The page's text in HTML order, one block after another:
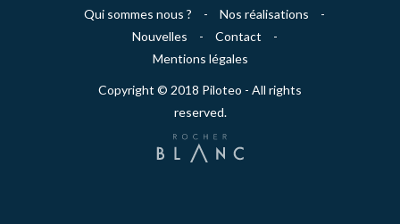
Qui sommes nous ?
- Nos réalisations
-
Nouvelles
- Contact
-
Mentions légales
Copyright © 2018 Piloteo - All rights
reserved.